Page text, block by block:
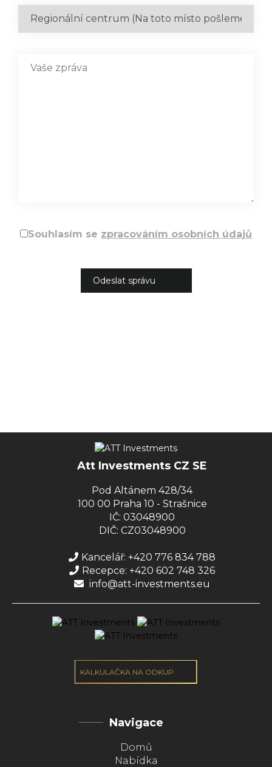
Souhlasím se zpracováním osobních údajů
Att Investments CZ SE
Pod Altánem 428/34
100 00 Praha 10 - Strašnice
IČ: 03048900
DIČ: CZ03048900
Kancelář: +420 776 834 788
Recepce: +420 602 748 326
info@att-investments.eu
KALKULAČKA NA ODKUP
Navigace
Domů
Nabídka